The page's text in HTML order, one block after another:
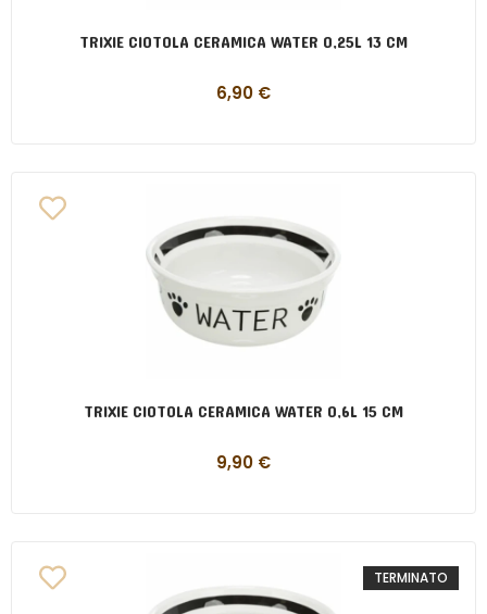
TRIXIE CIOTOLA CERAMICA WATER 0,25L 13 CM
6,90 €
TRIXIE CIOTOLA CERAMICA WATER 0,6L 15 CM
9,90 €
TERMINATO